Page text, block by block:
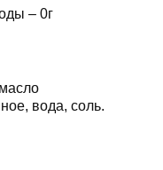
– 0г
вода, соль.